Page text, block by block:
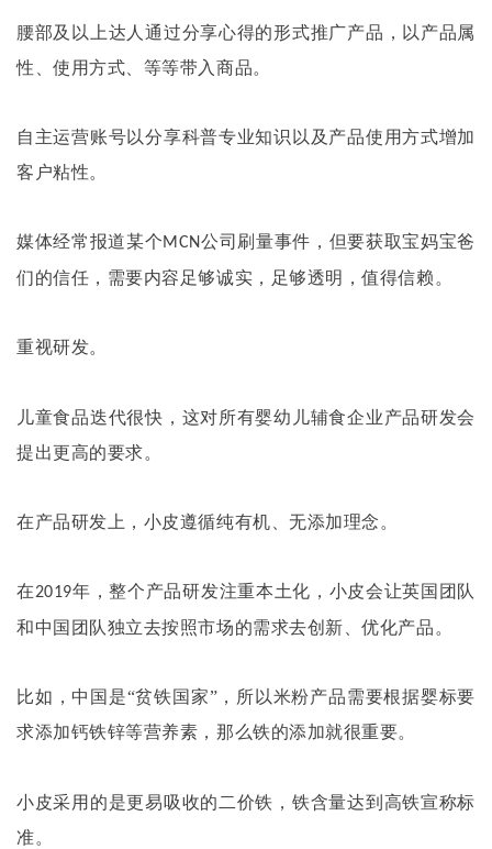
腰部及以上达人通过分享心得的形式推广产品，以产品属
性、使用方式、等等带入商品。
自主运营账号以分享科普专业知识以及产品使用方式增加
客户粘性。
媒体经常报道某个MCN公司刷量事件，但要获取宝妈宝爸
们的信任，需要内容足够诚实，足够透明，值得信赖。
重视研发。
儿童食品迭代很快，这对所有婴幼儿辅食企业产品研发会
提出更高的要求。
在产品研发上，小皮遵循纯有机、无添加理念。
在2019年，整个产品研发注重本土化，小皮会让英国团队
和中国团队独立去按照市场的需求去创新、优化产品。
比如，中国是“贫铁国家”，所以米粉产品需要根据婴标要
求添加钙铁锌等营养素，那么铁的添加就很重要。
小皮采用的是更易吸收的二价铁，铁含量达到高铁宣称标
准。